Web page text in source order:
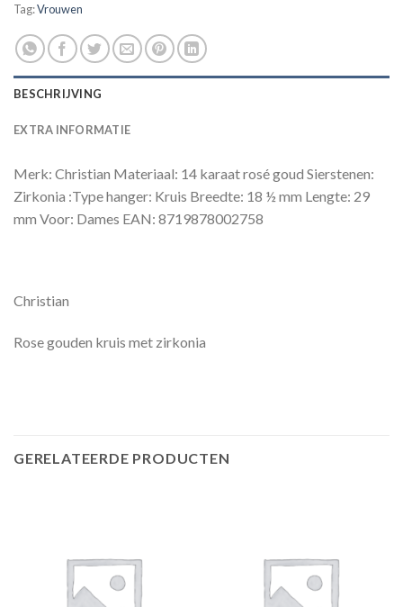
Tag:Vrouwen
BESCHRIJVING
EXTRA INFORMATIE
Merk: Christian Materiaal: 14 karaat rosé goud Sierstenen:
Zirkonia :Type hanger: Kruis Breedte: 18 ½ mm Lengte: 29
mm Voor: Dames EAN: 8719878002758
Christian
Rose gouden kruis met zirkonia
GERELATEERDE PRODUCTEN